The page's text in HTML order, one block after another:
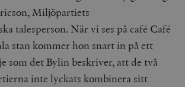
Miljöpartiets
talesperson. När vi ses på café Café
stan kommer hon snart in på ett
som det Bylin beskriver, att de två
inte lyckats kombinera sitt